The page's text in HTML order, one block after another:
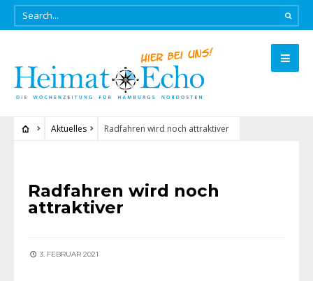
Aktuelles Radfahren wird noch attraktiver
Radfahren wird noch
attraktiver
3. FEBRUAR 2021